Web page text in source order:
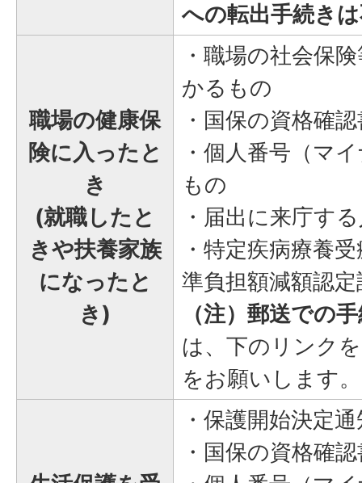
への転出手続き
職場の健康保
険に入ったと
き
(就職したと
きや扶養家族
になったと
き)
・職場の社会保
かるもの
・国保の資格確
・個人番号（マ
もの
・届出に来庁す
・特定疾病療養
準負担額減額認
（注）郵送での
は、下のリンク
をお願いします。
・保護開始決定
・国保の資格確